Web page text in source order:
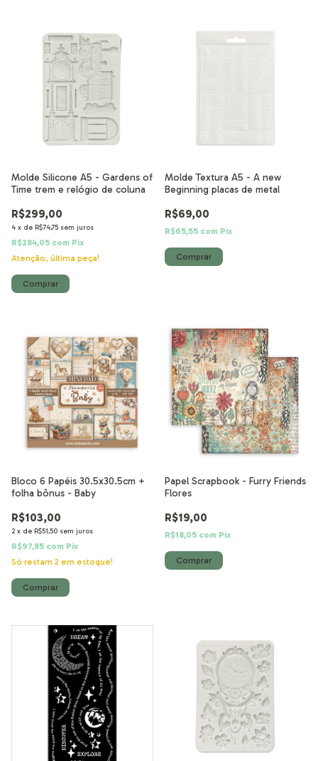
Molde Silicone A5 - Gardens of
Time trem e relógio de coluna
R$299,00
4 x de R$74,75 sem juros
R$284,05 com Pix
Atenção, última peça!
Molde Textura A5 - A new
Beginning placas de metal
R$69,00
R$65,55 com Pix
Bloco 6 Papéis 30.5x30.5cm +
folha bônus - Baby
R$103,00
2 x de R$51,50 sem juros
R$97,85 com Pix
Só restam 2 em estoque!
Papel Scrapbook - Furry Friends
Flores
R$19,00
R$18,05 com Pix